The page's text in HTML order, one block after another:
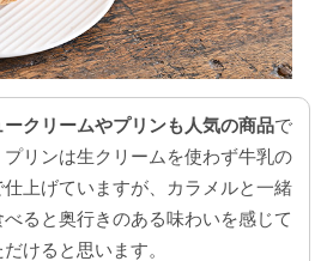
ークリームやプリンも人気の商品で
プリンは生クリームを使わず牛乳の
仕上げていますが、カラメルと一緒
べると奥行きのある味わいを感じて
だけると思います。